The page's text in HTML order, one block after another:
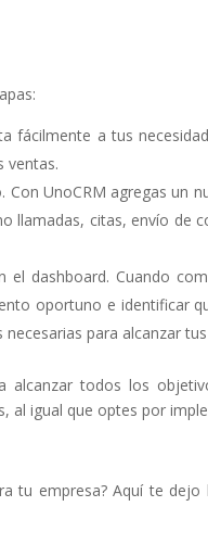
fácilmente a tus
ventas.
UnoCRM agregas un
llamadas, citas, envío de
dashboard. Cuando
oportuno e identificar
para alcanzar
alcanzar todos los
al igual que optes por
tu empresa? Aquí te